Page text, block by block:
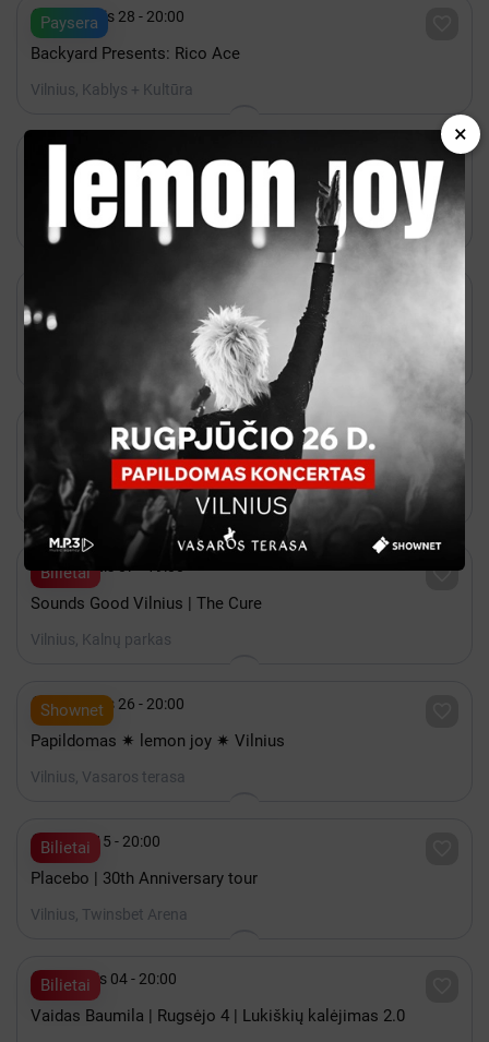
Paysera
 Rugpjūtis 28 - 20:00
Backyard Presents: Rico Ace
Vilnius, Kablys + Kultūra
Kakava 
Vilnius, Lukiškių kalėjimas 2.0
Natalija Bunkė Vasaros terasa

Rugsėjis 12 - 17:00
K-POP FEVER
Vilnius, COMPENSA koncertų salė
Bilietai 
 Rugpjūtis 07 - 19:00
Sounds Good Vilnius | The Cure
Vilnius, Kalnų parkas
Shownet
 Rugpjūtis 26 - 20:00
Papildomas ✷ lemon joy ✷ Vilnius
Vilnius, Vasaros terasa
Bilietai
 Spalis 15 - 20:00
Placebo | 30th Anniversary tour
Vilnius, Twinsbet Arena
Bilietai
 Rugsėjis 04 - 20:00
Vaidas Baumila | Rugsėjo 4 | Lukiškių kalėjimas 2.0
×